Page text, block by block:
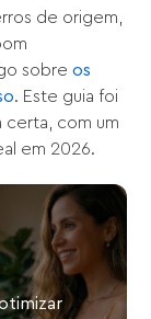
de origem,
sobreos
. Este guia foi
certa, com um
em 2026.